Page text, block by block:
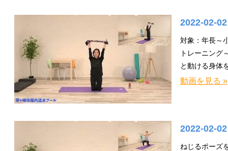
2022-02-
対象：年長～
トレーニング
と動ける身体
動画を見る »
2022-02-
ねじるポーズ